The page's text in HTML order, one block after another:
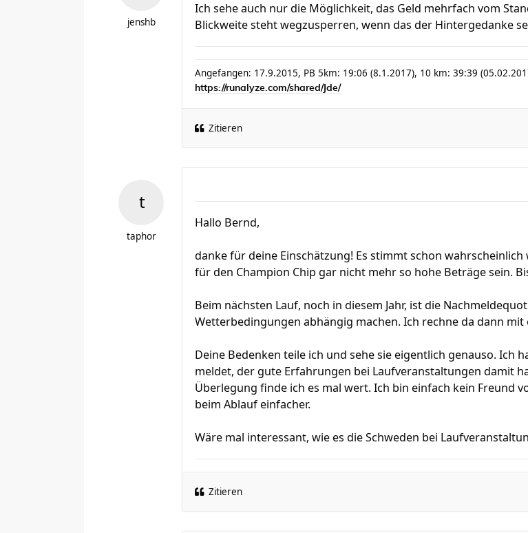
jenshb
Ich sehe auch nur die Möglichkeit, das Geld mehrfach vom
Blickweite steht wegzusperren, wenn das der Hintergedanke
Angefangen: 17.9.2015, PB 5km: 19:06 (8.1.2017), 10 km: 39:39
https://runalyze.com/shared/Jde/
Zitieren
taphor
Hallo Bernd,
danke für deine Einschätzung! Es stimmt schon
für den Champion Chip gar nicht mehr so hohe Beträge sein.
Beim nächsten Lauf, noch in diesem Jahr, ist die
Wetterbedingungen abhängig machen. Ich rechne da dann
Deine Bedenken teile ich und sehe sie eigentlich genauso. Ich
meldet, der gute Erfahrungen bei Laufveranstaltungen damit
Überlegung finde ich es mal wert. Ich bin einfach kein Freund
beim Ablauf einfacher.
Wäre mal interessant, wie es die Schweden bei
Zitieren